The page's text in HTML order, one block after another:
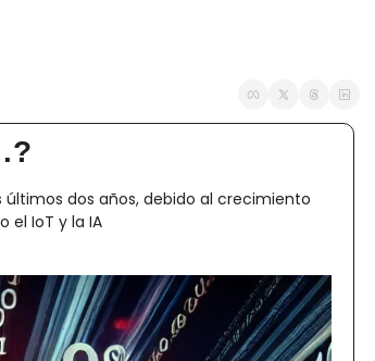
dos años, debido al crecimiento
el IoT y la IA